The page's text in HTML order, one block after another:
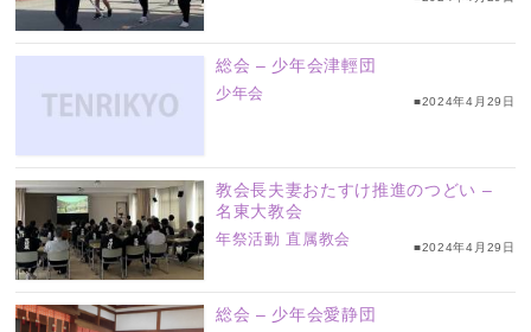
総会 – 少年会津輕団
少年会
■2024年4月29日
教会長夫妻おたすけ推進のつどい –
名東大教会
年祭活動 直属教会 ■2024年4月29日
総会 – 少年会愛静団